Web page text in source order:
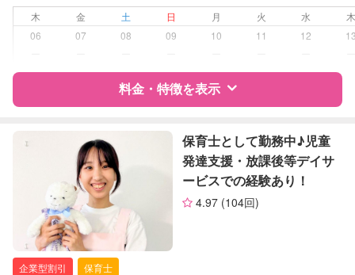
病児対応 病児、病後児、ともに不可
障がい児対応 対応可否は個別に相談
レッスン なし
定期予約
お子様の撮影
（定期特典）
対応可能
木 金 土 日 月 火 水
06
07 08 09 10 11 12
料金・特徴を表示
料金 レビュー
サポートの特徴
資格
自治体届出済ベビーシッター
保育士
保育士として勤務中♪児童
発達支援・放課後等デイサ
ービスでの経験あり！
4.97 (104回)
企業型割引
保育士